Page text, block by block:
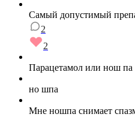
Самый допустимый
2
2
Парацетамол или нош па
но шпа
Мне ношпа снимает